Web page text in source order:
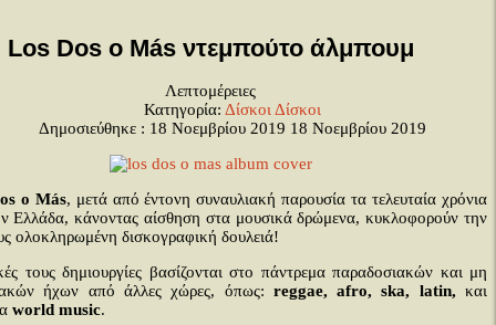
Los Dos o Más ντεμπούτο άλμπουμ
Λεπτομέρειες
Κατηγορία: Δίσκοι Δίσκοι
Δημοσιεύθηκε : 18 Νοεμβρίου 2019 18 Νοεμβρίου 2019
o Más, μετά από έντονη συναυλιακή παρουσία τα τελευταία χρόνια
Ελλάδα, κάνοντας αίσθηση στα μουσικά δρώμενα, κυκλοφορούν την
ολοκληρωμένη δισκογραφική δουλειά!
τους δημιουργίες βασίζονται στο πάντρεμα παραδοσιακών και μη
ήχων από άλλες χώρες, όπως: reggae, afro, ska, latin, και
world music.